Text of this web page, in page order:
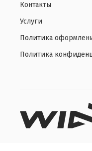
Контакты
Услуги
Политика
Политика